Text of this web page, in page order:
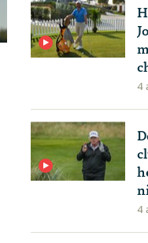
4
4